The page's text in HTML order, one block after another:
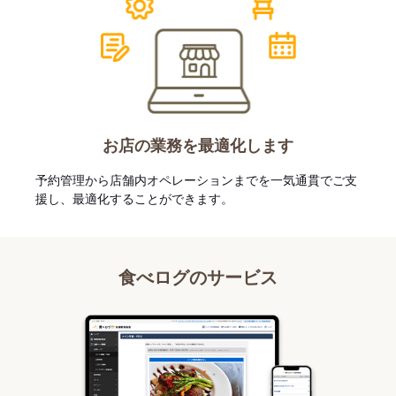
お店の業務を最適化します
予約管理から店舗内オペレーションまでを一気通貫でご支
援し、最適化することができます。
食べログのサービス